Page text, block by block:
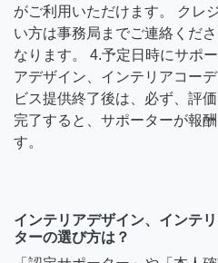
がご利用いただけます。 クレ
い方は事務局までご連絡くだ
なります。 4.予定日時にサポ
アデザイン、インテリアコー
ビス提供終了後は、必ず、評
完了すると、サポーターが報
す。
インテリアデザイン、インテ
ターの選び方は？